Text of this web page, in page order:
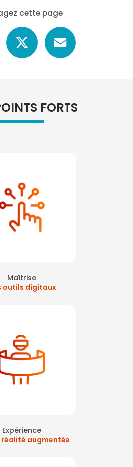
cette page
Facebook
FORTS
Maîtrise
outils digitaux
Expérience
réalité augmentée